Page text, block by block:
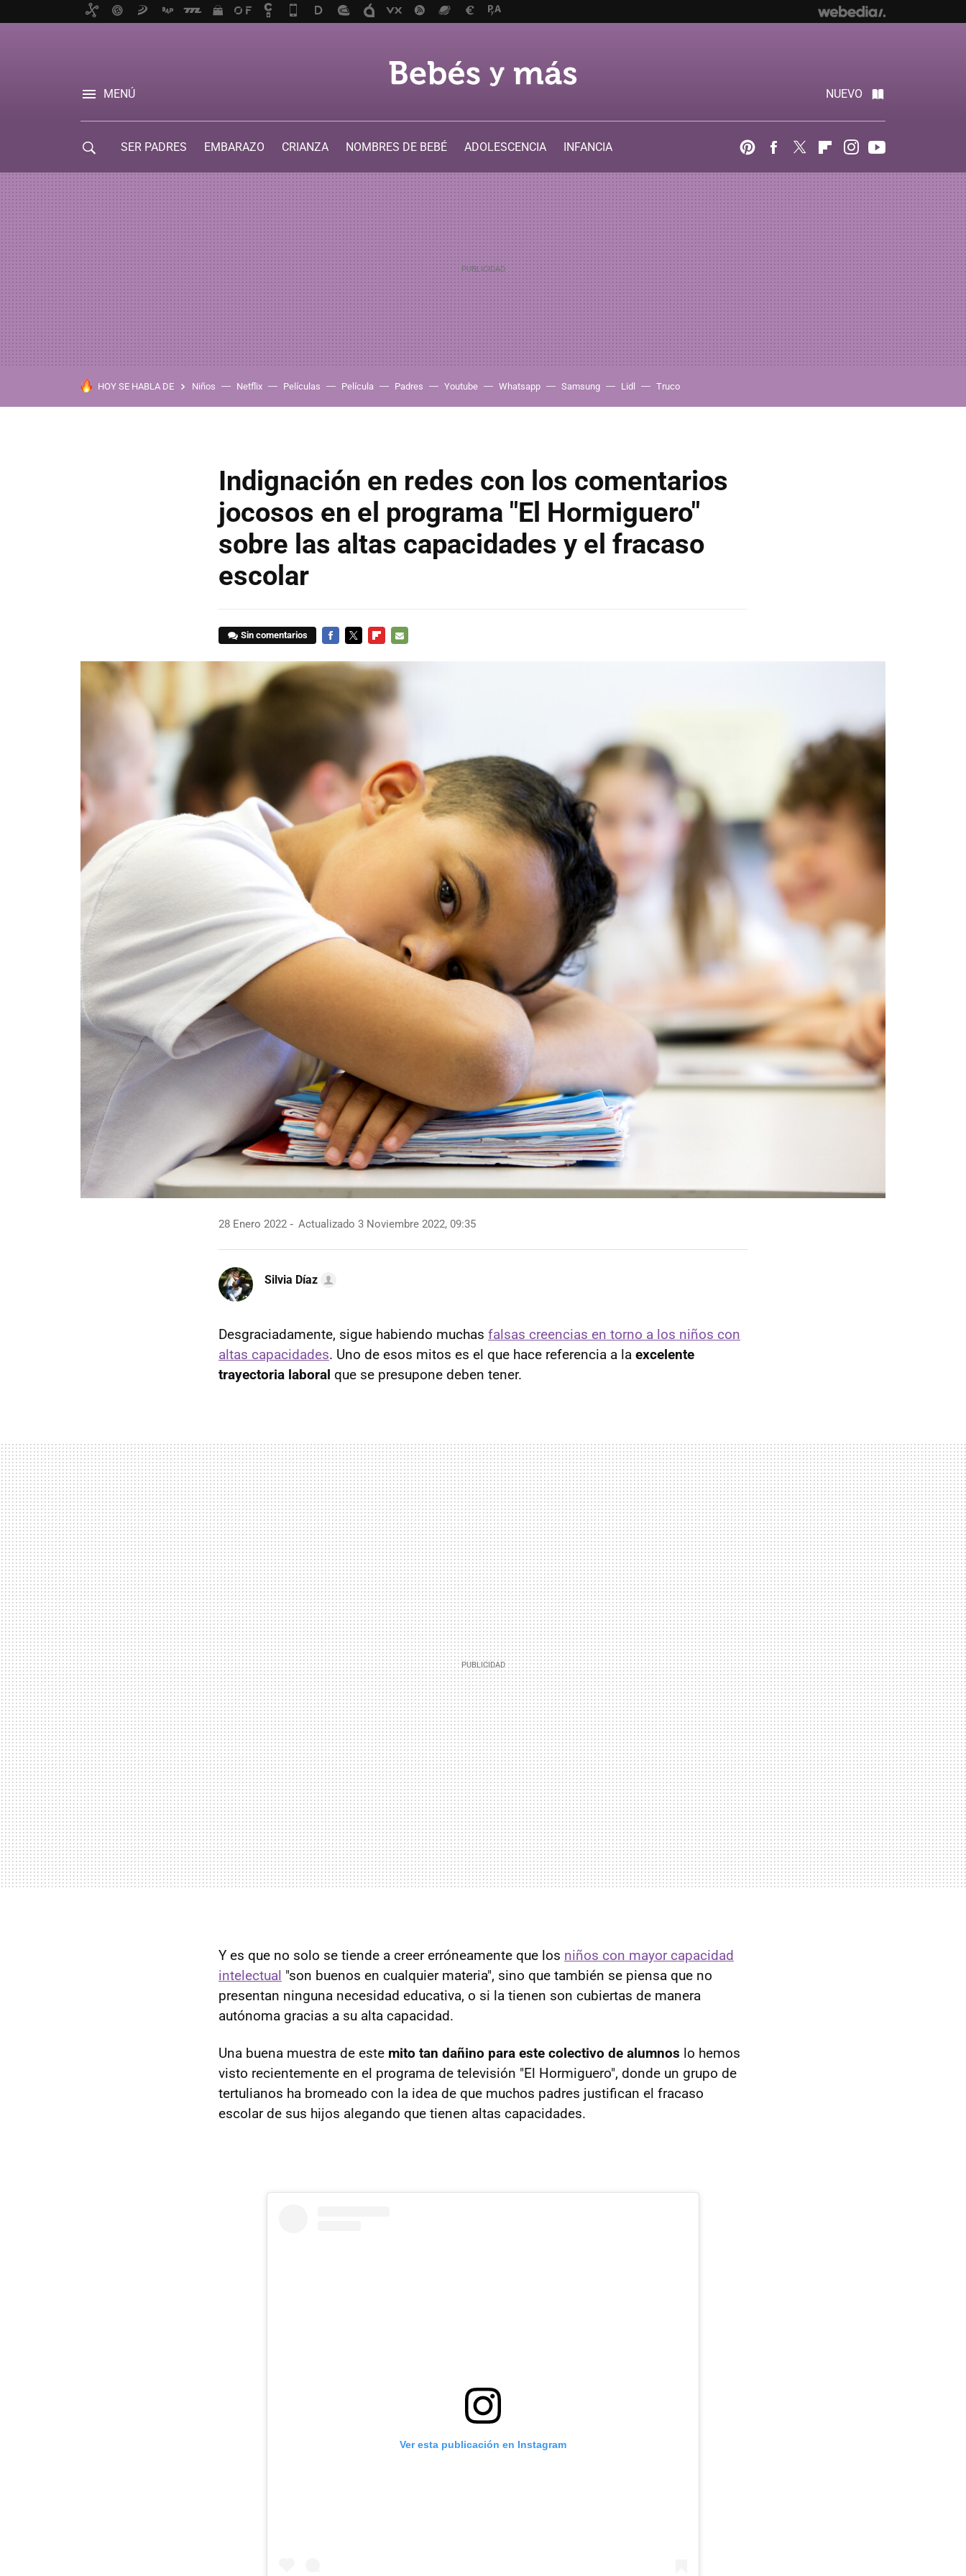
MENÚ NUEVO
SER PADRES EMBARAZO CRIANZA NOMBRES DE BEBÉ ADOLESCENCIA
INFANCIA
PinterestFacebook
Twitter FlipboardInstagram
HOY SE HABLA DE Niños Netflix Películas Película Padres Youtube Whatsapp Samsung Lidl Truco
Indignación en redes con los comentarios
jocosos en el programa "El Hormiguero"
sobre las altas capacidades y el fracaso
escolar
Sin comentarios
MAIL
28 Enero 2022 Actualizado 3 Noviembre 2022, 09:35
Silvia Díaz
Desgraciadamente, sigue habiendo muchas falsas creencias en torno a los niños con
altas capacidades. Uno de esos mitos es el que hace referencia a la excelente
trayectoria laboral que se presupone deben tener.
Y es que no solo se tiende a creer erróneamente que los niños con mayor capacidad
intelectual "son buenos en cualquier materia", sino que también se piensa que no
presentan ninguna necesidad educativa, o si la tienen son cubiertas de manera
autónoma gracias a su alta capacidad.
Una buena muestra de este mito tan dañino para este colectivo de alumnos lo hemos
visto recientemente en el programa de televisión "El Hormiguero", donde un grupo de
tertulianos ha bromeado con la idea de que muchos padres justifican el fracaso
escolar de sus hijos alegando que tienen altas capacidades.
Ver esta publicación en Instagram